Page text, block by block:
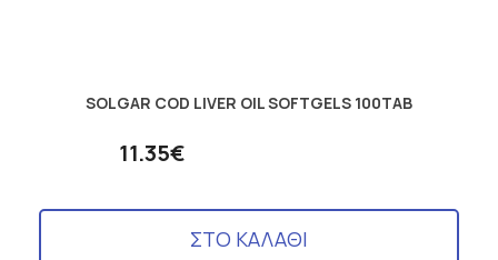
SOLGAR COD LIVER OIL SOFTGELS 100TAB
11.35€
ΣΤΟ ΚΑΛΑΘΙ